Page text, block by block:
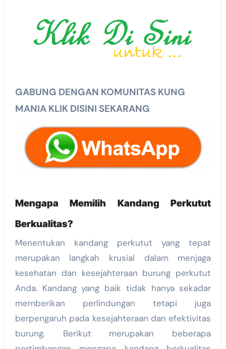
GABUNG DENGAN KOMUNITAS KUNG
MANIA KLIK DISINI SEKARANG
Mengapa Memilih Kandang Perkutut
Berkualitas?
Menentukan kandang perkutut yang tepat
merupakan langkah krusial dalam menjaga
kesehatan dan kesejahteraan burung perkutut
Anda. Kandang yang baik tidak hanya sekadar
memberikan perlindungan tetapi juga
berpengaruh pada kesejahteraan dan efektivitas
burung. Berikut merupakan beberapa